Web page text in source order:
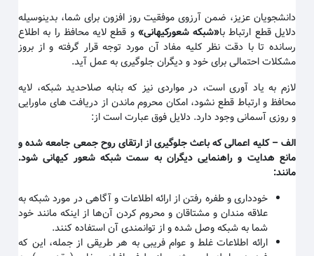
دانشجویان عزیز، ضمن آرزوی موفقیت روز افزون برای شما، بدینوسیله
دلایل قطع ارتباط با«شبکه شعورکیهانی»و قطع لایه محافظ را به اطلاع
رسانده تا با دقت نظر کلیه مفاد آن مورد توجه قرار گرفته و از بروز
مشکلات احتمالی برای خود و دیگران جلوگیری به عمل آید.
لازم به یاد آوری است، در مواردی نیز که بنابه صلاحدید شبکه، لایه
محافظ و ارتباط قطع نشود، امکان محروم ماندن از دریافت های ماورایی
و روزی آسمانی وجود دارد. دلایل فوق عبارت است از:
الف– کلیه اعمالی که باعث جلوگیری از ارتقای روح جمعی جامعه شده و
مانع هدایت و راهنمایی دیگران به سمت شبکه شعور کیهانی شود.
مانند:
خودداری و طفره رفتن از ارائه اطلاعات و آگاهی در مورد شبکه به
علاقه مندان و مشتاقان و محروم کردن آن‌ها از اینکه مانند خود
شما به شبکه وصل شده و از توانمندی آن استفاده کنند.
ارائه اطلاعات غلط و عوام فریبی به هر طریقی از جمله، این که